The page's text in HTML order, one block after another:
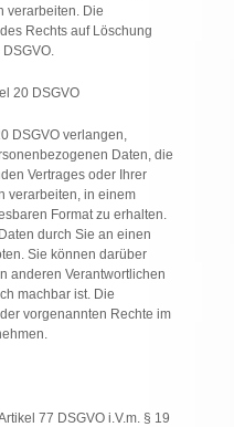
verarbeiten. Die
Rechts auf Löschung
20 DSGVO
DSGVO verlangen,
Daten, die
Vertrages oder Ihrer
verarbeiten, in einem
Format zu erhalten.
durch Sie an einen
Sie können darüber
anderen Verantwortlichen
machbar ist. Die
vorgenannten Rechte im
77 DSGVO i.V.m. § 19